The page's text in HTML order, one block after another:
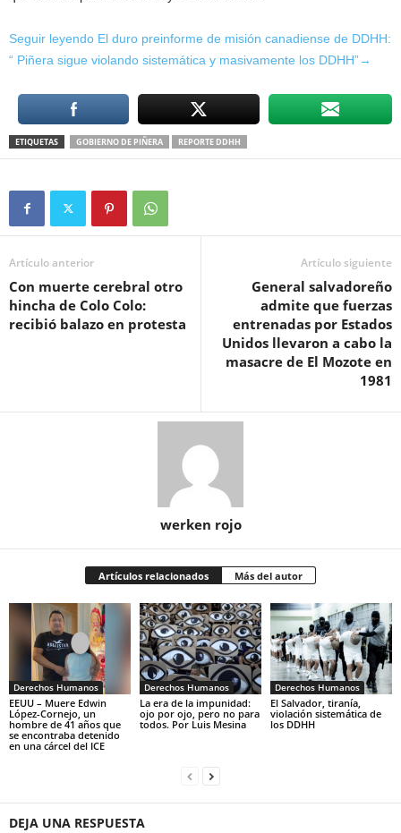
Seguir leyendo El duro preinforme de misión canadiense de DDHH:
“ Piñera sigue violando sistemática y masivamente los DDHH”→
ETIQUETAS GOBIERNO DE PIÑERA REPORTE DDHH
Artículo anterior
Con muerte cerebral otro
hincha de Colo Colo:
recibió balazo en protesta
Artículo siguiente
General salvadoreño
admite que fuerzas
entrenadas por Estados
Unidos llevaron a cabo la
masacre de El Mozote en
1981
werken rojo
Artículos relacionados Más del autor
Derechos Humanos
EEUU – Muere Edwin
López-Cornejo, un
hombre de 41 años que
se encontraba detenido
en una cárcel del ICE
Derechos Humanos
La era de la impunidad:
ojo por ojo, pero no para
todos. Por Luis Mesina
Derechos Humanos
El Salvador, tiranía,
violación sistemática de
los DDHH
DEJA UNA RESPUESTA